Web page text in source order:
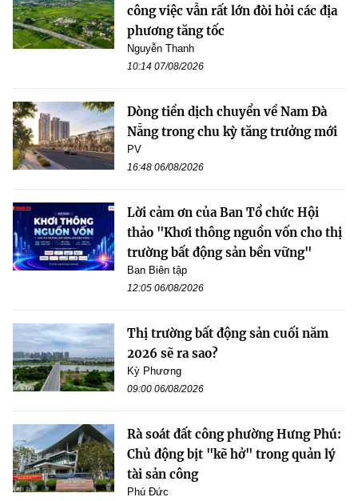
công việc vẫn rất lớn đòi hỏi các địa
phương tăng tốc
Nguyễn Thanh
10:14 07/08/2026
Dòng tiền dịch chuyển về Nam Đà
Nẵng trong chu kỳ tăng trưởng mới
PV
16:48 06/08/2026
Lời cảm ơn của Ban Tổ chức Hội
thảo "Khơi thông nguồn vốn cho thị
trường bất động sản bền vững"
Ban Biên tập
12:05 06/08/2026
Thị trường bất động sản cuối năm
2026 sẽ ra sao?
Kỳ Phương
09:00 06/08/2026
Rà soát đất công phường Hưng Phú:
Chủ động bịt "kẽ hở" trong quản lý
tài sản công
Phú Đức